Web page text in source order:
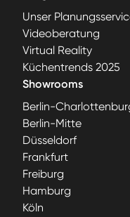
Unser
Videoberatung
Virtual Reality
Küchentrends 2025
Showrooms
Berlin-
Berlin-Mitte
Düsseldorf
Frankfurt
Freiburg
Hamburg
Köln